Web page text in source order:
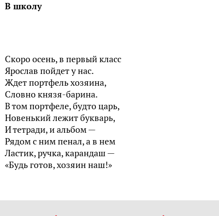
В школу
Скоро осень, в первый класс
Ярослав пойдет у нас.
Ждет портфель хозяина,
Словно князя-барина.
В том портфеле, будто царь,
Новенький лежит букварь,
И тетради, и альбом —
Рядом с ним пенал, а в нем
Ластик, ручка, карандаш —
«Будь готов, хозяин наш!»